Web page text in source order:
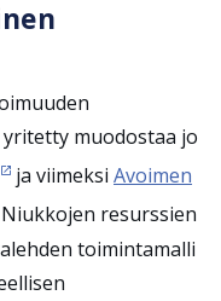
muodostaa jo
ja viimeksi Avoimen
resurssien
toimintamalli